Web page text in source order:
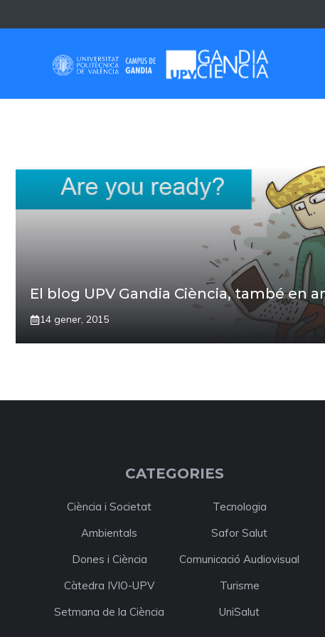
to
El blog UPV Gandia Ciència, també en
14 gener, 2015
CATEGORIES
Ciència i Societat
Tecnologia
Ambientals
Safor Salut
Dones i Ciència
Comunicació Audiovisual
Càtedra IVIO-UPV
Turisme
Setmana de la Ciència
UniSalut